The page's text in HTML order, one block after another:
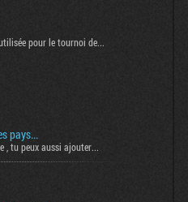
pour le tournoi de...
pays...
, tu peux aussi ajouter...